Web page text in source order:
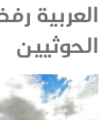
العربية
الحوثيين